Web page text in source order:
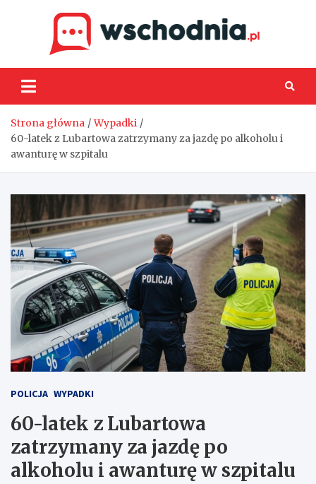
Strona główna
Wypadki
60-latek z Lubartowa zatrzymany za jazdę po alkoholu i
awanturę w szpitalu
POLICJA WYPADKI
60-latek z Lubartowa
zatrzymany za jazdę po
alkoholu i awanturę w szpitalu